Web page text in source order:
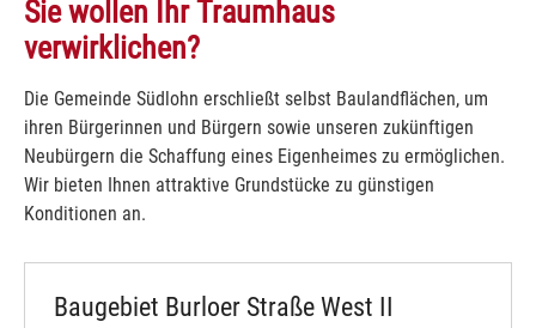
Sie wollen Ihr Traumhaus
verwirklichen?
Die Gemeinde Südlohn erschließt selbst Baulandflächen, um
ihren Bürgerinnen und Bürgern sowie unseren zukünftigen
Neubürgern die Schaffung eines Eigenheimes zu ermöglichen.
Wir bieten Ihnen attraktive Grundstücke zu günstigen
Konditionen an.
Baugebiet Burloer Straße West II